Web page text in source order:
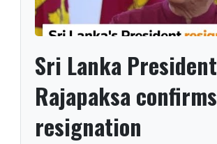
Sri Lanka President
Rajapaksa confirms
resignation